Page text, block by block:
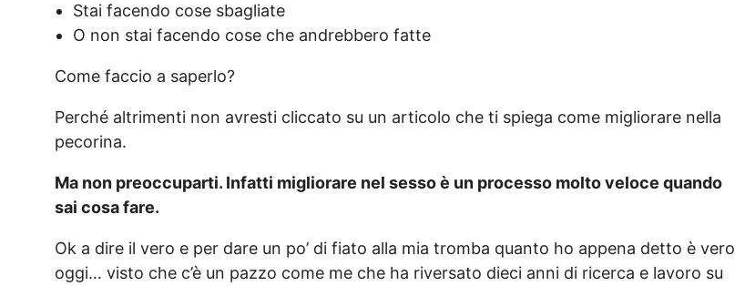
Stai facendo cose sbagliate
O non stai facendo cose che andrebbero fatte
Come faccio a saperlo?
Perché altrimenti non avresti cliccato su un articolo che ti spiega come migliorare nella
pecorina.
Ma non preoccuparti. Infatti migliorare nel sesso è un processo molto veloce quando
sai cosa fare.
Ok a dire il vero e per dare un po’ di fiato alla mia tromba quanto ho appena detto è vero
oggi… visto che c’è un pazzo come me che ha riversato dieci anni di ricerca e lavoro su